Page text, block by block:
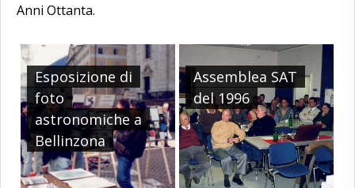
Anni Ottanta.
Esposizione di
foto
astronomiche a
Bellinzona
Assemblea SAT
del 1996